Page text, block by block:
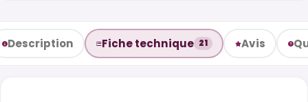
Description Fiche technique 21 Avis